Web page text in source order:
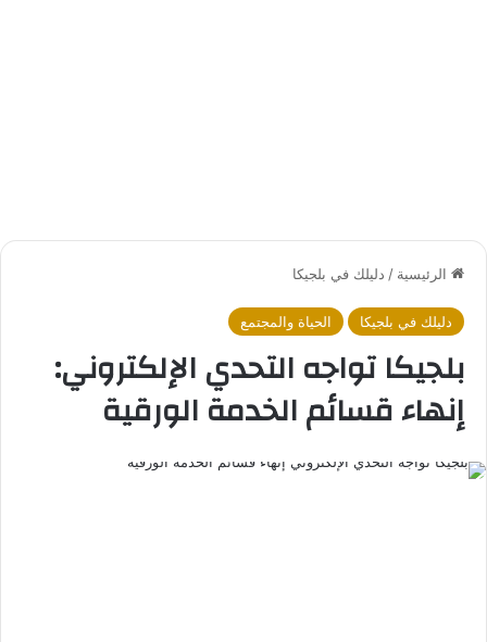
الرئيسية / دليلك في بلجيكا
دليلك في بلجيكا الحياة والمجتمع
بلجيكا تواجه التحدي الإلكتروني:
إنهاء قسائم الخدمة الورقية